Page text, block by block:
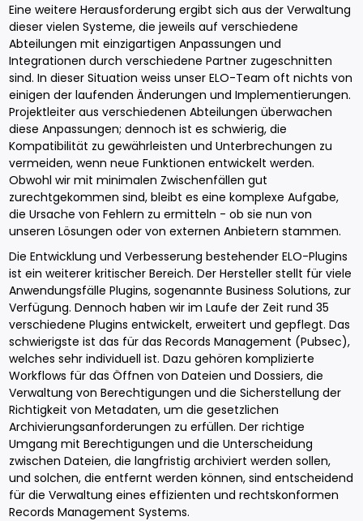
Eine weitere Herausforderung ergibt sich aus der Verwaltung
dieser vielen Systeme, die jeweils auf verschiedene
Abteilungen mit einzigartigen Anpassungen und
Integrationen durch verschiedene Partner zugeschnitten
sind. In dieser Situation weiss unser ELO-Team oft nichts von
einigen der laufenden Änderungen und Implementierungen.
Projektleiter aus verschiedenen Abteilungen überwachen
diese Anpassungen; dennoch ist es schwierig, die
Kompatibilität zu gewährleisten und Unterbrechungen zu
vermeiden, wenn neue Funktionen entwickelt werden.
Obwohl wir mit minimalen Zwischenfällen gut
zurechtgekommen sind, bleibt es eine komplexe Aufgabe,
die Ursache von Fehlern zu ermitteln - ob sie nun von
unseren Lösungen oder von externen Anbietern stammen.
Die Entwicklung und Verbesserung bestehender ELO-Plugins
ist ein weiterer kritischer Bereich. Der Hersteller stellt für viele
Anwendungsfälle Plugins, sogenannte Business Solutions, zur
Verfügung. Dennoch haben wir im Laufe der Zeit rund 35
verschiedene Plugins entwickelt, erweitert und gepflegt. Das
schwierigste ist das für das Records Management (Pubsec),
welches sehr individuell ist. Dazu gehören komplizierte
Workflows für das Öffnen von Dateien und Dossiers, die
Verwaltung von Berechtigungen und die Sicherstellung der
Richtigkeit von Metadaten, um die gesetzlichen
Archivierungsanforderungen zu erfüllen. Der richtige
Umgang mit Berechtigungen und die Unterscheidung
zwischen Dateien, die langfristig archiviert werden sollen,
und solchen, die entfernt werden können, sind entscheidend
für die Verwaltung eines effizienten und rechtskonformen
Records Management Systems.